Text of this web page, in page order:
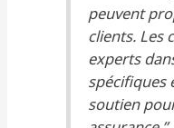
peuvent
clients. Les
experts
spécifiques
soutien